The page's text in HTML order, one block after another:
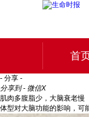
首
- 分享 -
分享到 - 微信X
肌肉多腹脂少，大脑衰老慢
体型对大脑功能的影响，可